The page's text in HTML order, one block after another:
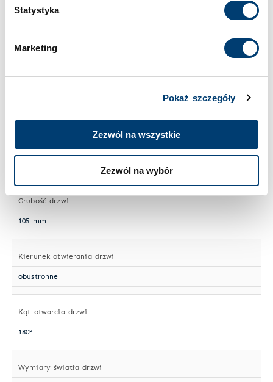
wPolityce prywatności
Polityce wykorzystywania
Statystyka
Marketing
Pokaż szczegóły
Zezwól na wszystkie
Zezwól na wybór
VdS
Norma ochrony antywłamaniowej
LFS 30 P wg PN-EN 15659 - 30 min. dla dokumentów
Grubość drzwi
105 mm
Kierunek otwierania drzwi
obustronne
Kąt otwarcia drzwi
180°
Wymiary światła drzwi